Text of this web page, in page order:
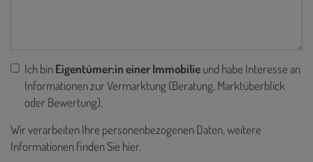
Ich binEigentümer:in einer Immobilieund habe Interesse an
Informationen zur Vermarktung (Beratung, Marktüberblick
oder Bewertung).
Wir verarbeiten Ihre personenbezogenen Daten, weitere
Informationen finden Sie hier.